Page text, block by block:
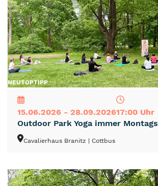
NEUTOPTIPP
15.06.2026 - 28.09.202617:00 Uhr
Outdoor Park Yoga immer Montags
Cavalierhaus Branitz | Cottbus